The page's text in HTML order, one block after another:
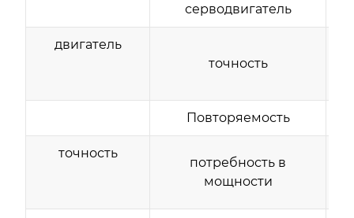
серводвигатель
двигатель
точность
Повторяемость
точность
потребность в
мощности